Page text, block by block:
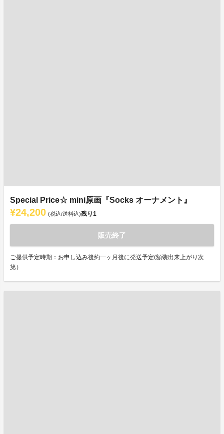
Special Price☆ mini原画『Socks オーナメント』
¥24,200 (税込/送料込)残り1
販売終了
ご提供予定時期：お申し込み後約一ヶ月後に発送予定(額装出来上がり次
第）